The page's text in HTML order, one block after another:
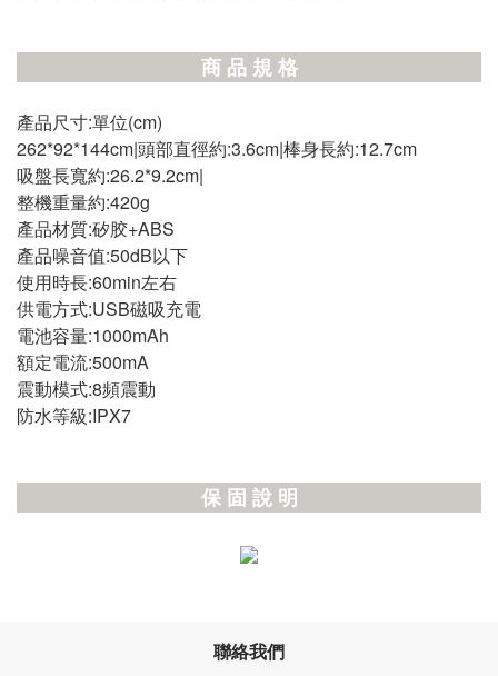
商 品 規 格
產品尺寸:單位(cm)
262*92*144cm|頭部直徑約:3.6cm|棒身長約:12.7cm
吸盤長寬約:26.2*9.2cm|
整機重量約:420g
產品材質:矽胶+ABS
產品噪音值:50dB以下
使用時長:60min左右
供電方式:USB磁吸充電
電池容量:1000mAh
額定電流:500mA
震動模式:8頻震動
防水等級:IPX7
保 固 說 明
聯絡我們